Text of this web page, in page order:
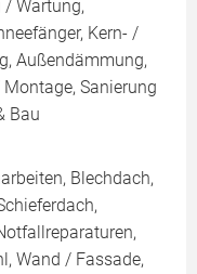
/ Wartung,
Kern- /
Außendämmung,
Sanierung
Bau
Blechdach,
Wand / Fassade,